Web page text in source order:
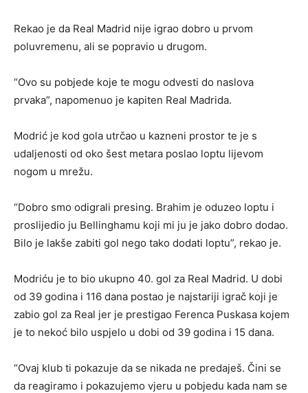
Rekao je da Real Madrid nije igrao dobro u prvom
poluvremenu, ali se popravio u drugom.
“Ovo su pobjede koje te mogu odvesti do naslova
prvaka”, napomenuo je kapiten Real Madrida.
Modrić je kod gola utrčao u kazneni prostor te je s
udaljenosti od oko šest metara poslao loptu lijevom
nogom u mrežu.
“Dobro smo odigrali presing. Brahim je oduzeo loptu i
proslijedio ju Bellinghamu koji mi ju je jako dobro dodao.
Bilo je lakše zabiti gol nego tako dodati loptu”, rekao je.
Modriću je to bio ukupno 40. gol za Real Madrid. U dobi
od 39 godina i 116 dana postao je najstariji igrač koji je
zabio gol za Real jer je prestigao Ferenca Puskasa kojem
je to nekoć bilo uspjelo u dobi od 39 godina i 15 dana.
“Ovaj klub ti pokazuje da se nikada ne predaješ. Čini se
da reagiramo i pokazujemo vjeru u pobjedu kada nam se